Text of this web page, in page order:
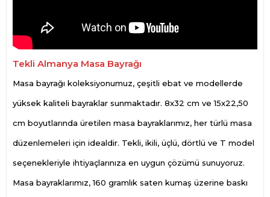
Tekli Almanya Masa Bayrağı
Masa bayrağı koleksiyonumuz, çeşitli ebat ve modellerde
yüksek kaliteli bayraklar sunmaktadır. 8x32 cm ve 15x22,50
cm boyutlarında üretilen masa bayraklarımız, her türlü masa
düzenlemeleri için idealdir. Tekli, ikili, üçlü, dörtlü ve T model
seçenekleriyle ihtiyaçlarınıza en uygun çözümü sunuyoruz.
Masa bayraklarımız, 160 gramlık saten kumaş üzerine baskı